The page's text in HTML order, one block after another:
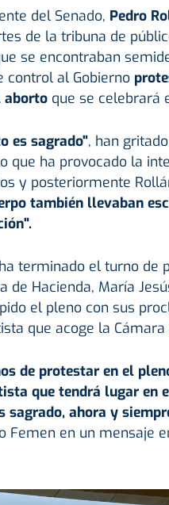
del Senado, Pedro
de la tribuna de
se encontraban
control al Gobierno
aborto que se celebrará
es sagrado", han
que ha provocado la
y posteriormente
también llevaban
terminado el turno de
de Hacienda, María
el pleno con sus
que acoge la Cámara
de protestar en el
que tendrá lugar en
sagrado, ahora y
Femen en un mensaje